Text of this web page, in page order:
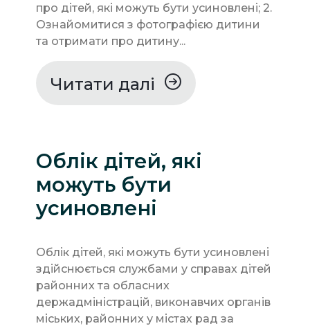
про дітей, які можуть бути усиновлені; 2.
Ознайомитися з фотографією дитини
та отримати про дитину...
Читати далі
Облік дітей, які
можуть бути
усиновлені
Облік дітей, які можуть бути усиновлені
здійснюється службами у справах дітей
районних та обласних
держадміністрацій, виконавчих органів
міських, районних у містах рад за